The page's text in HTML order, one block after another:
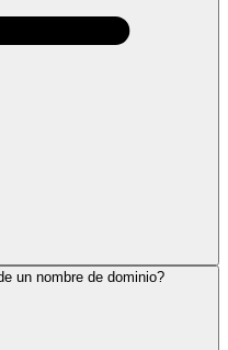
un nombre de dominio?